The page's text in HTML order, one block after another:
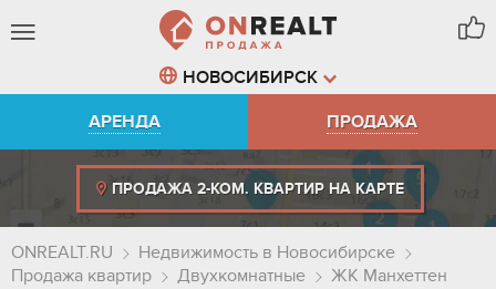
НОВОСИБИРСК
АРЕНДА
ПРОДАЖА
ПРОДАЖА 2-КОМ. КВАРТИР НА КАРТЕ
ONREALT.RU
Недвижимость в Новосибирске
Продажа квартир
Двухкомнатные ЖК Манхеттен